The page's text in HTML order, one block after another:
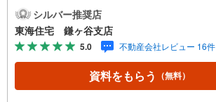
スッキリ生活できます！
シルバー推奨店
東海住宅 鎌ヶ谷支店
5.0 不動産会社レビュー 16件
資料をもらう （無料）